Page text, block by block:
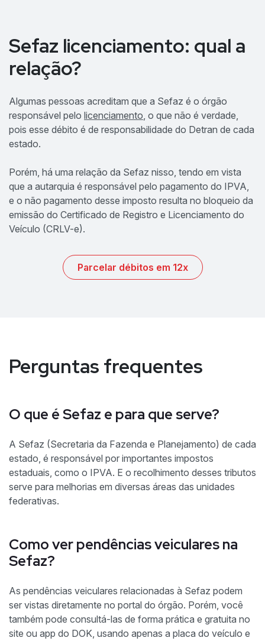
Sefaz licenciamento: qual a
relação?
Algumas pessoas acreditam que a Sefaz é o órgão
responsável pelo licenciamento, o que não é verdade,
pois esse débito é de responsabilidade do Detran de cada
estado.
Porém, há uma relação da Sefaz nisso, tendo em vista
que a autarquia é responsável pelo pagamento do IPVA,
e o não pagamento desse imposto resulta no bloqueio da
emissão do Certificado de Registro e Licenciamento do
Veículo (CRLV-e).
Parcelar débitos em 12x
Perguntas frequentes
O que é Sefaz e para que serve?
A Sefaz (Secretaria da Fazenda e Planejamento) de cada
estado, é responsável por importantes impostos
estaduais, como o IPVA. E o recolhimento desses tributos
serve para melhorias em diversas áreas das unidades
federativas.
Como ver pendências veiculares na
Sefaz?
As pendências veiculares relacionadas à Sefaz podem
ser vistas diretamente no portal do órgão. Porém, você
também pode consultá-las de forma prática e gratuita no
site ou app do DOK, usando apenas a placa do veículo e